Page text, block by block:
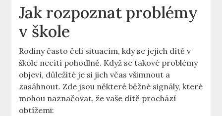
Jak rozpoznat problémy
v škole
Rodiny často čelí situacím,⁢ kdy se jejich dítě v
škole necítí pohodlně. Když se takové⁢ problémy
objeví, ‍důležité je si jich včas všimnout a
zasáhnout. Zde jsou⁣ některé⁤ běžné signály, ‌které
mohou naznačovat, že ‌vaše ⁤dítě prochází
‍obtížemi: